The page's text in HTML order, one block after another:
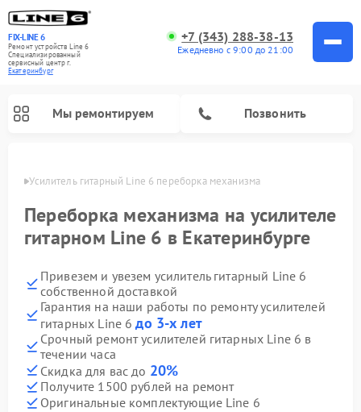
FIX-LINE 6
Ремонт устройств Line 6
Специализированный
cервисный центр г.
Екатеринбург
+7 (343) 288-38-13
Ежедневно с 9:00 до 21:00
Мы ремонтируем Позвонить
Усилитель гитарный Line 6 переборка механизма
Переборка механизма на усилителе
гитарном Line 6 в Екатеринбурге
Привезем и увезем усилитель гитарный Line 6
собственной доставкой
Гарантия на наши работы по ремонту усилителей
гитарных Line 6до 3-х лет
Срочный ремонт усилителей гитарных Line 6 в
течении часа
Скидка для вас до 20%
Получите 1500 рублей на ремонт
Оригинальные комплектующие Line 6